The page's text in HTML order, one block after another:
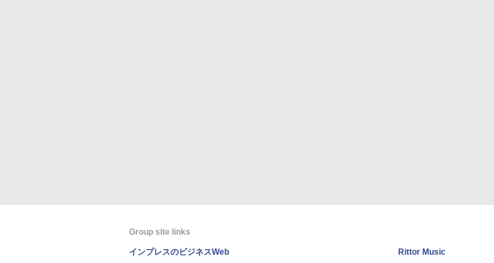
Group site links
インプレスのビジネスWeb
Rittor Music